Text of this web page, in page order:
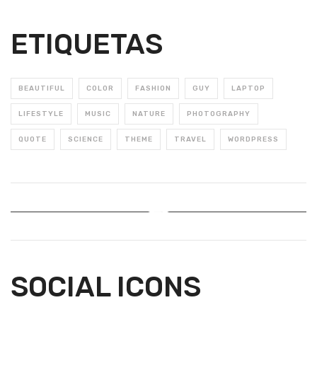
ETIQUETAS
BEAUTIFUL COLOR FASHION GUY LAPTOP
LIFESTYLE MUSIC NATURE PHOTOGRAPHY
QUOTE SCIENCE THEME TRAVEL WORDPRESS
SOCIAL ICONS